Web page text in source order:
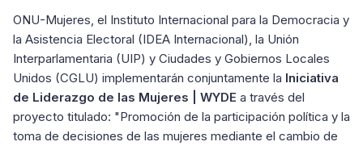
ONU-Mujeres, el Instituto Internacional para la Democracia y
la Asistencia Electoral (IDEA Internacional), la Unión
Interparlamentaria (UIP) y Ciudades y Gobiernos Locales
Unidos (CGLU) implementarán conjuntamente la Iniciativa
de Liderazgo de las Mujeres | WYDE a través del
proyecto titulado: "Promoción de la participación política y la
toma de decisiones de las mujeres mediante el cambio de